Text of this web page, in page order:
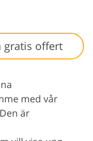
gratis offert
med vår
är